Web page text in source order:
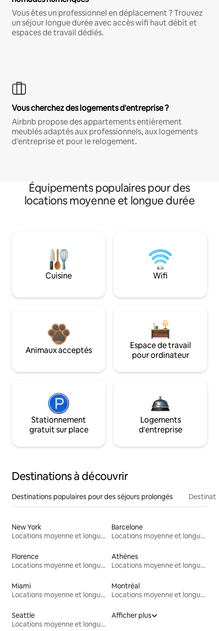
Vous êtes un professionnel en déplacement ? Trouvez
un séjour longue durée avec accès wifi haut débit et
espaces de travail dédiés.
Vous cherchez des logements d'entreprise ?
Airbnb propose des appartements entièrement
meublés adaptés aux professionnels, aux logements
d'entreprise et pour le relogement.
Équipements populaires pour des
locations moyenne et longue durée
Cuisine Wifi
Animaux acceptés
Espace de travail
pour ordinateur
Stationnement
gratuit sur place
Logements
d'entreprise
Destinations à découvrir
Destinations populaires pour des séjours prolongés
New York
Locations moyenne et longue durée
Barcelone
Locations moyenne et longue durée
Florence
Locations moyenne et longue durée
Athènes
Locations moyenne et longue durée
Miami
Locations moyenne et longue durée
Montréal
Locations moyenne et longue durée
Seattle
Locations moyenne et longue durée
Afficher plus